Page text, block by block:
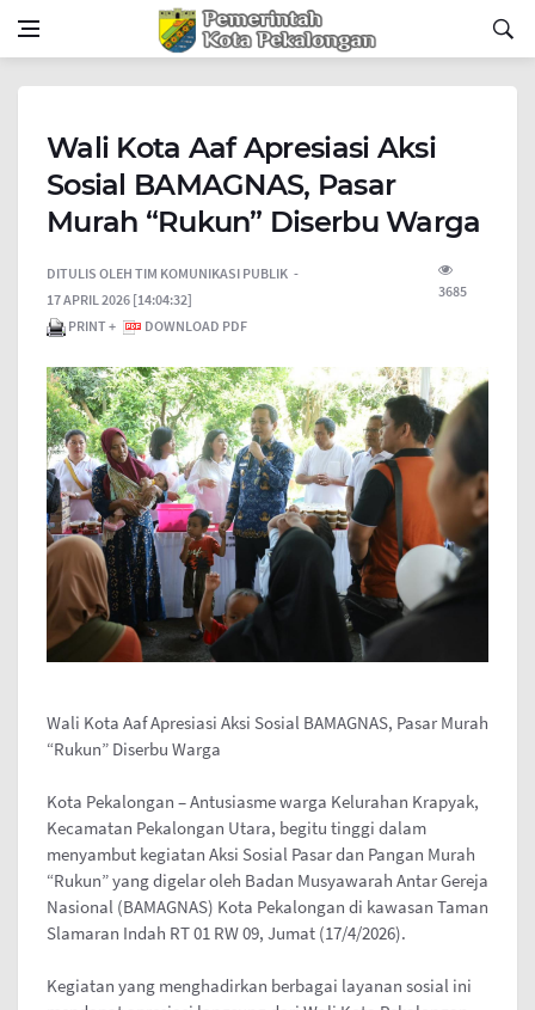
Wali Kota Aaf Apresiasi Aksi
Sosial BAMAGNAS, Pasar
Murah “Rukun” Diserbu Warga
DITULIS OLEH TIM KOMUNIKASI PUBLIK
17 APRIL 2026 [14:04:32]
3685
PRINT +
DOWNLOAD PDF
Wali Kota Aaf Apresiasi Aksi Sosial BAMAGNAS, Pasar Murah
“Rukun” Diserbu Warga
Kota Pekalongan – Antusiasme warga Kelurahan Krapyak,
Kecamatan Pekalongan Utara, begitu tinggi dalam
menyambut kegiatan Aksi Sosial Pasar dan Pangan Murah
“Rukun” yang digelar oleh Badan Musyawarah Antar Gereja
Nasional (BAMAGNAS) Kota Pekalongan di kawasan Taman
Slamaran Indah RT 01 RW 09, Jumat (17/4/2026).
Kegiatan yang menghadirkan berbagai layanan sosial ini